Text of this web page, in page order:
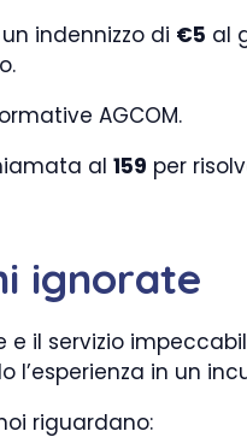
indennizzo di €5 al
AGCOM.
al 159 per
ignorate
servizio
in un
riguardano: